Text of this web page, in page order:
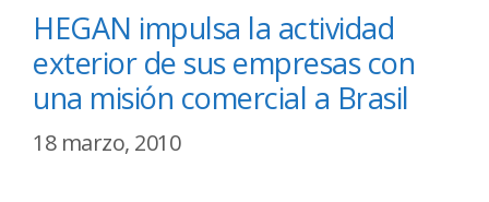
HEGAN impulsa la actividad
exterior de sus empresas con
una misión comercial a Brasil
18 marzo, 2010